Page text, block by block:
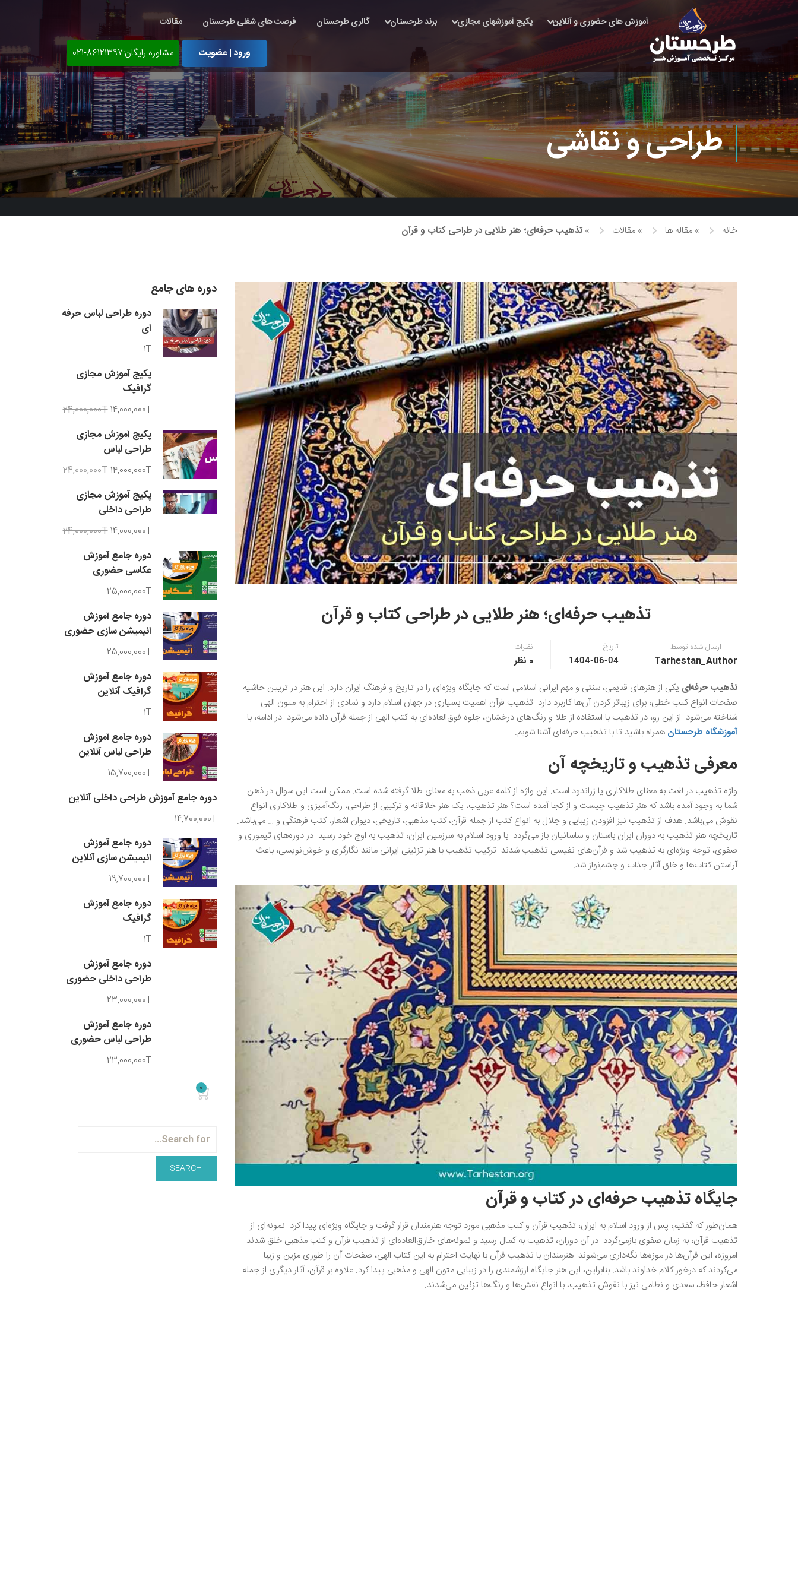
آموزش های حضوری و آنلاین پکیج آموزشهای مجازی برند طرحستان گالری طرحستان فرصت های شغلی طرحستان مقالات
ورود | عضویت مشاوره رایگان:86121397-021
طراحی و نقاشی
خانه » مقاله ها » مقالات » تذهیب حرفه‌ای؛ هنر طلایی در طراحی کتاب و قرآن
تذهیب حرفه‌ای؛ هنر طلایی در طراحی کتاب و قرآن
ارسال شده توسط
Tarhestan_Author
تاریخ
1404-06-04
نظرات
0 نظر
تذهیب حرفه‌ای یکی از هنرهای قدیمی، سنتی و مهم ایرانی اسلامی است که جایگاه ویژه‌ای را در تاریخ و فرهنگ ایران دارد. این هنر در تزیین حاشیه
صفحات انواع کتب خطی، برای زیباتر کردن آن‌ها کاربرد دارد‌. تذهیب قرآن اهمیت بسیاری در جهان اسلام دارد و نمادی از احترام به متون الهی
شناخته می‌شود. از این رو، در تذهیب با استفاده از طلا و رنگ‌های درخشان، جلوه فوق‌العاده‌ای به کتب الهی از جمله قرآن داده می‌شود. در ادامه، با
آموزشگاه طرحستان همراه باشید تا با تذهیب حرفه‌ای آشنا شویم.
معرفی تذهیب و تاریخچه آن
واژه تذهیب در لغت به معنای طلاکاری یا زراندود است. این واژه از کلمه عربی ذهب به معنای طلا گرفته شده است. ممکن است این سوال در ذهن
شما به وجود آمده باشد که هنر تذهیب چیست و از کجا آمده است؟ هنر تذهیب، یک هنر خلاقانه و ترکیبی از طراحی، رنگ‌آمیزی و طلاکاری انواع
نقوش می‌باشد. هدف از تذهیب نیز افزودن زیبایی و جلال به انواع کتب از جمله قرآن، کتب مذهبی، تاریخی، دیوان اشعار، کتب فرهنگی و … می‌باشد.
تاریخچه هنر تذهیب به دوران ایران باستان و ساسانیان باز می‌گردد. با ورود اسلام به سرزمین ایران، تذهیب به اوج خود رسید. در دوره‌های تیموری و
صفوی، توجه ویژه‌ای به تذهیب شد و قرآن‌های نفیسی تذهیب شدند. ترکیب تذهیب با هنر تزئینی ایرانی مانند نگارگری و خوش‌نویسی، باعث
آراستن کتاب‌ها و خلق آثار جذاب و چشم‌نواز شد.
جایگاه تذهیب حرفه‌ای در کتاب و قرآن
همان‌طور که گفتیم، پس از ورود اسلام به ایران، تذهیب قرآن و کتب مذهبی مورد توجه هنرمندان قرار گرفت و جایگاه ویژه‌ای پیدا کرد. نمونه‌ای از
تذهیب قرآن، به زمان صفوی بازمی‌گردد. در آن دوران، تذهیب به کمال رسید و نمونه‌های خارق‌العاده‌ای از تذهیب قرآن و کتب مذهبی خلق شدند.
امروزه، این قرآن‌ها در موزه‌ها نگه‌داری می‌شوند. هنرمندان با تذهیب قرآن با نهایت احترام به این کتاب الهی، صفحات آن را طوری مزین و زیبا
می‌کردند که درخور کلام خداوند باشد. بنابراین، این هنر جایگاه ارزشمندی را در زیبایی متون الهی و مذهبی پیدا کرد. علاوه بر قرآن، آثار دیگری از جمله
اشعار حافظ، سعدی و نظامی نیز با نقوش تذهیب، با انواع نقش‌ها و رنگ‌ها تزئین می‌شدند.
دوره های جامع
دوره طراحی لباس حرفه
ای
1T
پکیج آموزش مجازی
گرافیک
24,000,000T14,000,000T
پکیج آموزش مجازی
طراحی لباس
24,000,000T14,000,000T
پکیج آموزش مجازی
طراحی داخلی
24,000,000T14,000,000T
دوره جامع آموزش
عکاسی حضوری
25,000,000T
دوره جامع آموزش
انیمیشن سازی حضوری
25,000,000T
دوره جامع آموزش
گرافیک آنلاین
1T
دوره جامع آموزش
طراحی لباس آنلاین
15,700,000T
دوره جامع آموزش طراحی داخلی آنلاین
14,700,000T
دوره جامع آموزش
انیمیشن سازی آنلاین
19,700,000T
دوره جامع آموزش
گرافیک
1T
دوره جامع آموزش
طراحی داخلی حضوری
23,000,000T
دوره جامع آموزش
طراحی لباس حضوری
23,000,000T
0